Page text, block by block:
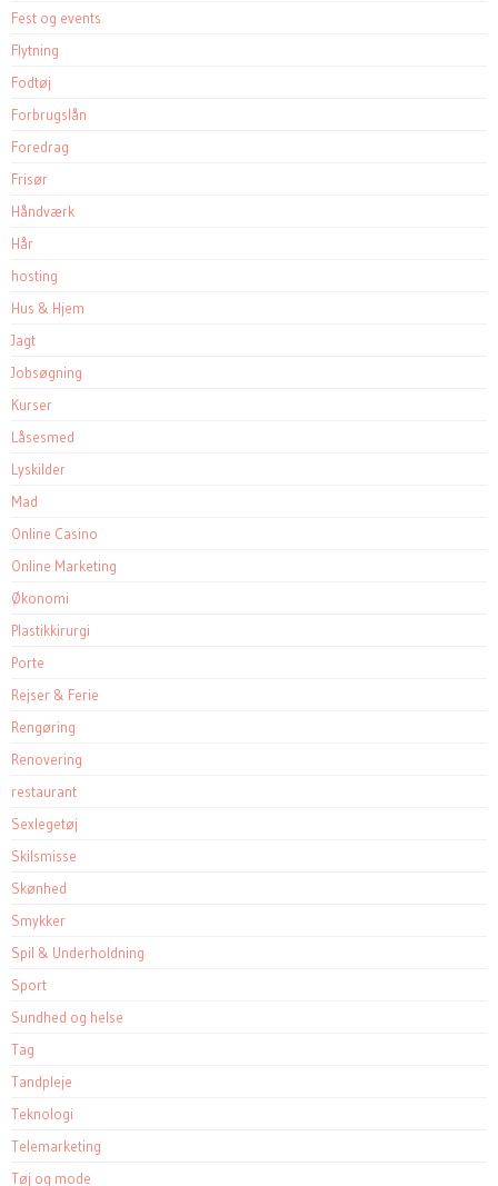
Fest og events
Flytning
Fodtøj
Forbrugslån
Foredrag
Frisør
Håndværk
Hår
hosting
Hus & Hjem
Jagt
Jobsøgning
Kurser
Låsesmed
Lyskilder
Mad
Online Casino
Online Marketing
Økonomi
Plastikkirurgi
Porte
Rejser & Ferie
Rengøring
Renovering
restaurant
Sexlegetøj
Skilsmisse
Skønhed
Smykker
Spil & Underholdning
Sport
Sundhed og helse
Tag
Tandpleje
Teknologi
Telemarketing
Tøj og mode